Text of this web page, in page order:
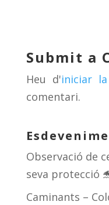
y d
s
Submit a
Heu d'iniciar
comentari.
Observació de
seva protecció
Caminants –